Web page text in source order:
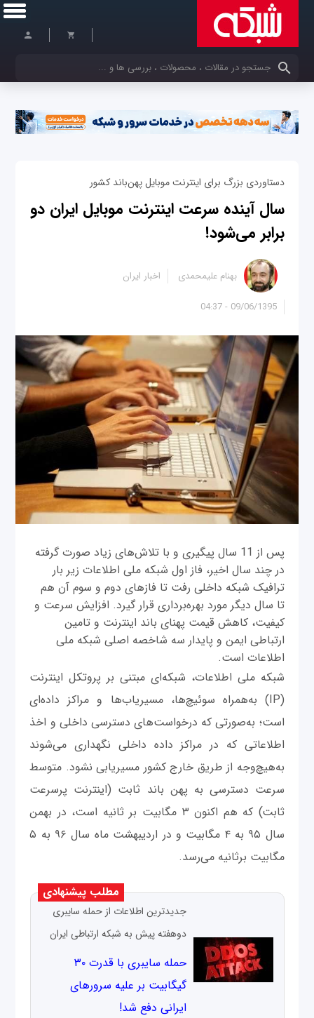
کلمات کلیدی خود را وارد کنید
دستاوردی بزرگ برای اینترنت موبایل پهن‌باند کشور
سال آینده سرعت اینترنت موبایل ایران دو
برابر می‌شود!
09/06/1395 - 04:37
بهنام علیمحمدی اخبار ایران
پس از 11 سال پیگیری و با تلاش‌های زیاد صورت گرفته
در چند سال اخیر، فاز اول شبکه ملی اطلاعات زیر بار
ترافیک شبکه داخلی رفت تا فازهای دوم و سوم آن هم
تا سال دیگر مورد بهره‌برداری قرار گیرد. افزایش سرعت و
کیفیت، کاهش قیمت پهنای باند اینترنت و تامین
ارتباطی ایمن و پایدار سه شاخصه اصلی شبکه ملی
اطلاعات است.
شبکه ملی اطلاعات، شبکه‌ای مبتنی بر پروتکل اینترنت
(IP) به‌همراه سوئیچ‌ها، مسیریاب‌ها و مراکز داده‌ای
است؛ به‌صورتی که درخواست‌های دسترسی داخلی و اخذ
اطلاعاتی که در مراکز داده داخلی نگهداری می‌شوند
به‌هیچ‌وجه از طریق خارج کشور مسیریابی نشود. متوسط
سرعت دسترسی به پهن باند ثابت (اینترنت پرسرعت
ثابت) که هم اکنون ۳ مگابیت بر ثانیه است، در بهمن
سال ۹۵ به ۴ مگابیت و در اردیبهشت ماه سال ۹۶ به ۵
مگابیت برثانیه می‌رسد.
مطلب پیشنهادی
جدیدترین اطلاعات از حمله سایبری
دو‌هفته پیش به شبکه ارتباطی ایران
حمله سایبری با قدرت ۳۰
گیگابیت بر علیه سرورهای
ایرانی دفع شد!